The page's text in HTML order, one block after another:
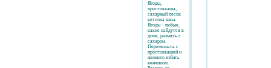
Ягоды,
простокваша,
сахарный песок
веточка швы.
Ягоды - любые,
какие найдутся в
доме, размять с
сахаром.
Перемешать с
простоквашей и
немного взбить
венчиком.